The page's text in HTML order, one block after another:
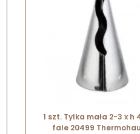
1 szt. Tylka mała 2-3 x h
fale 20499